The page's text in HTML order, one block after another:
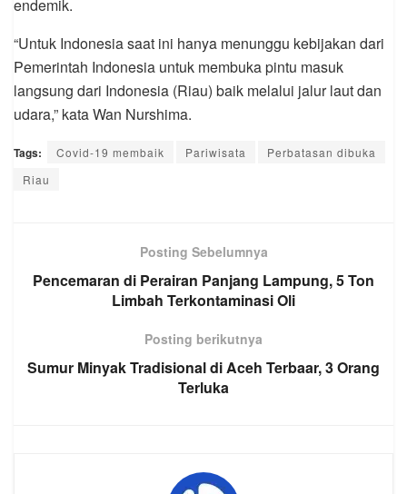
endemik.
“Untuk Indonesia saat ini hanya menunggu kebijakan dari
Pemerintah Indonesia untuk membuka pintu masuk
langsung dari Indonesia (Riau) baik melalui jalur laut dan
udara,” kata Wan Nurshima.
Tags: Covid-19 membaik Pariwisata
Perbatasan dibuka
Riau
Posting Sebelumnya
Pencemaran di Perairan Panjang Lampung, 5 Ton
Limbah Terkontaminasi Oli
Posting berikutnya
Sumur Minyak Tradisional di Aceh Terbaar, 3 Orang
Terluka